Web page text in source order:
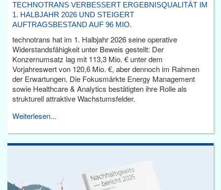
TECHNOTRANS VERBESSERT ERGEBNISQUALITÄT IM
1. HALBJAHR 2026 UND STEIGERT
AUFTRAGSBESTAND AUF 96 MIO.
technotrans hat im 1. Halbjahr 2026 seine operative
Widerstandsfähigkeit unter Beweis gestellt: Der
Konzernumsatz lag mit 113,3 Mio. € unter dem
Vorjahreswert von 120,6 Mio. €, aber dennoch im Rahmen
der Erwartungen. Die Fokusmärkte Energy Management
sowie Healthcare & Analytics bestätigten ihre Rolle als
strukturell attraktive Wachstumsfelder.
Weiterlesen...